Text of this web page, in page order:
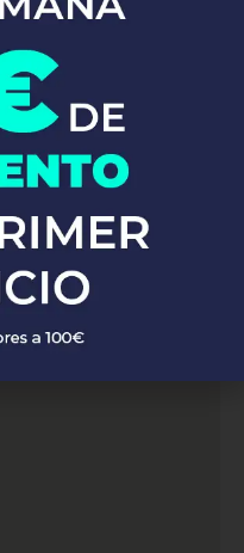
Rocafort . Con una red de
necesites reparaciones de
o mantenimiento
para proporcionarte
siempre la máxima
del cliente.